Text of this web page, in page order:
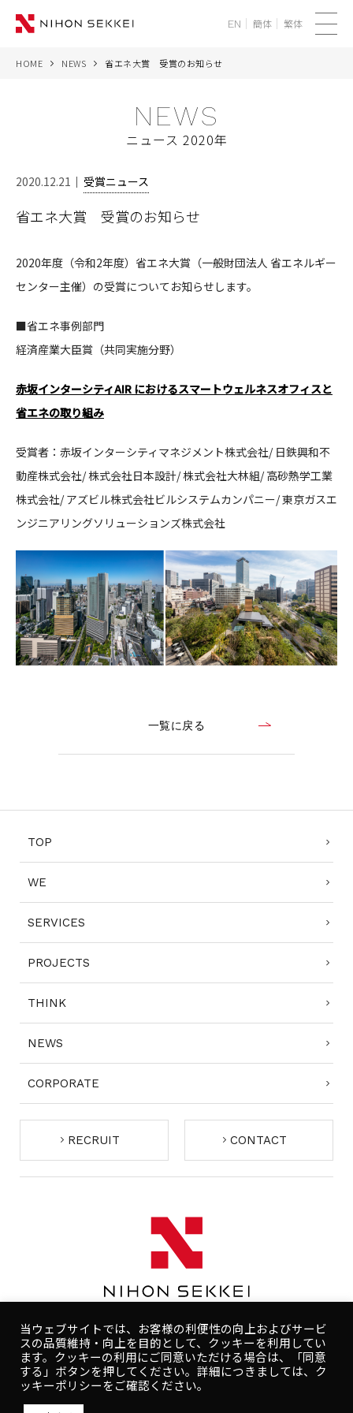
CORPORATE
RECRUIT
コンプライアンスポリシー プライバシーポリシー ご利用規約
EN 簡体 繁体
HOME NEWS 省エネ大賞 受賞のお知らせ
NEWS
ニュース 2020年
2020.12.21 受賞ニュース
省エネ大賞 受賞のお知らせ
2020年度（令和2年度）省エネ大賞（一般財団法人 省エネルギー
センター主催）の受賞についてお知らせします。
■省エネ事例部門
経済産業大臣賞（共同実施分野）
赤坂インターシティAIR におけるスマートウェルネスオフィスと
省エネの取り組み
受賞者：赤坂インターシティマネジメント株式会社/ 日鉄興和不
動産株式会社/ 株式会社日本設計/ 株式会社大林組/ 高砂熱学工業
株式会社/ アズビル株式会社ビルシステムカンパニー/ 東京ガスエ
ンジニアリングソリューションズ株式会社
一覧に戻る
TOP
WE
SERVICES
PROJECTS
THINK
NEWS
CORPORATE
RECRUIT CONTACT
コンプライアンスポリシー
プライバシーポリシー
当ウェブサイトでは、お客様の利便性の向上およびサービ
スの品質維持・向上を目的として、クッキーを利用してい
ます。クッキーの利用にご同意いただける場合は、「同意
する」ボタンを押してください。詳細につきましては、ク
ッキーポリシーをご確認ください。